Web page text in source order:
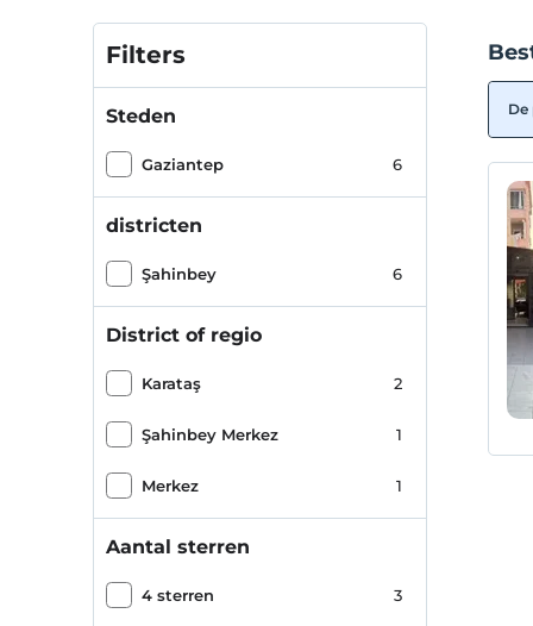
Filters
Steden
Gaziantep 6
districten
Şahinbey 6
District of regio
Karataş 2
Şahinbey Merkez 1
Merkez 1
Aantal sterren
4 sterren 3
De